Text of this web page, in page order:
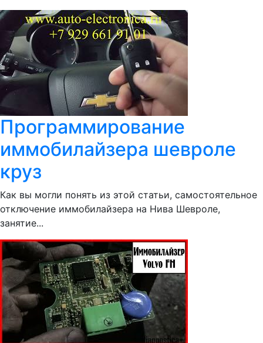
Программирование
иммобилайзера шевроле
круз
Как вы могли понять из этой статьи, самостоятельное
отключение иммобилайзера на Нива Шевроле,
занятие...